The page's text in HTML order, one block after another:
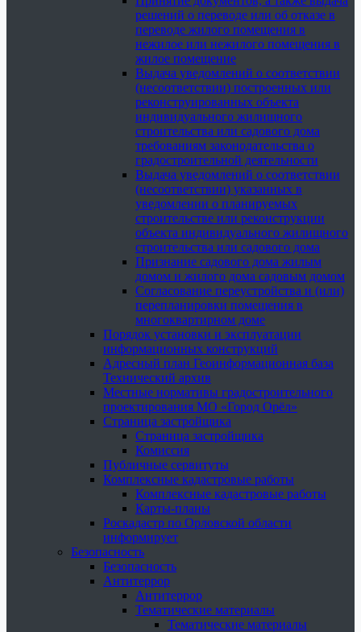
решений о переводе или об отказе в
переводе жилого помещения в
нежилое или нежилого помещения в
жилое помещение
Выдача уведомлений о соответствии
(несоответствии) построенных или
реконструированных объекта
индивидуального жилищного
строительства или садового дома
требованиям законодательства о
градостроительной деятельности
Выдача уведомлений о соответствии
(несоответствии) указанных в
уведомлении о планируемых
строительстве или реконструкции
объекта индивидуального жилищного
строительства или садового дома
Признание садового дома жилым
домом и жилого дома садовым домом
Согласование переустройства и (или)
перепланировки помещения в
многоквартирном доме
Порядок установки и эксплуатации
информационных конструкций
Адресный план Геоинформационная база
Технический архив
Местные нормативы градостроительного
проектирования МО «Город Орёл»
Страница застройщика
Страница застройщика
Комиссия
Публичные сервитуты
Комплексные кадастровые работы
Комплексные кадастровые работы
Карты-планы
Роскадастр по Орловской области
информирует
Безопасность
Безопасность
Антитеррор
Антитеррор
Тематические материалы
Тематические материалы